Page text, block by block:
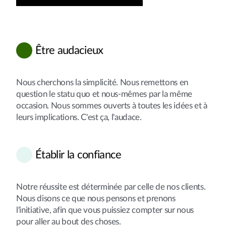
Être audacieux
Nous cherchons la simplicité. Nous remettons en
question le statu quo et nous-mêmes par la même
occasion. Nous sommes ouverts à toutes les idées et à
leurs implications. C'est ça, l'audace.
Établir la confiance
Notre réussite est déterminée par celle de nos clients.
Nous disons ce que nous pensons et prenons
l'initiative, afin que vous puissiez compter sur nous
pour aller au bout des choses.